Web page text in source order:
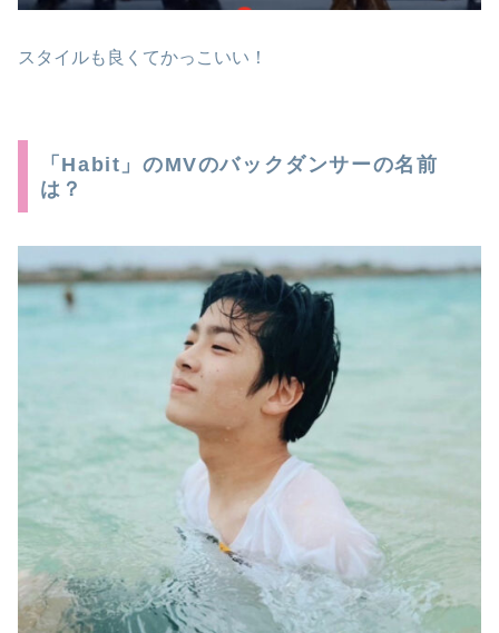
スタイルも良くてかっこいい！
「Habit」のMVのバックダンサーの名前
は？